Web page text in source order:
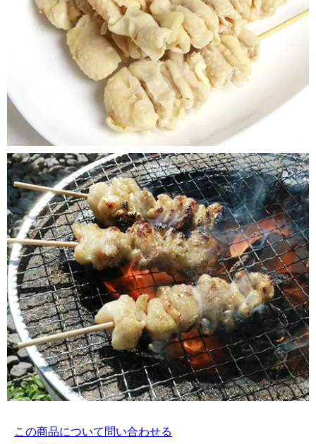
この商品について問い合わせる